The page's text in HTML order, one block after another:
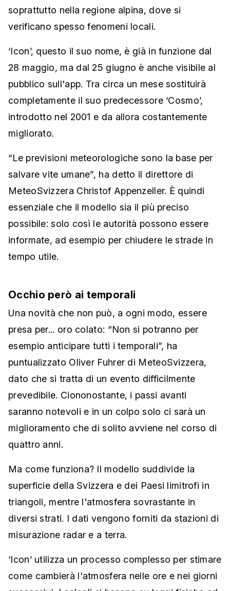
soprattutto nella regione alpina, dove si
verificano spesso fenomeni locali.
‘Icon’, questo il suo nome, è già in funzione dal
28 maggio, ma dal 25 giugno è anche visibile al
pubblico sull'app. Tra circa un mese sostituirà
completamente il suo predecessore ‘Cosmo’,
introdotto nel 2001 e da allora costantemente
migliorato.
“Le previsioni meteorologiche sono la base per
salvare vite umane”, ha detto il direttore di
MeteoSvizzera Christof Appenzeller. È quindi
essenziale che il modello sia il più preciso
possibile: solo così le autorità possono essere
informate, ad esempio per chiudere le strade in
tempo utile.
Occhio però ai temporali
Una novità che non può, a ogni modo, essere
presa per... oro colato: “Non si potranno per
esempio anticipare tutti i temporali”, ha
puntualizzato Oliver Fuhrer di MeteoSvizzera,
dato che si tratta di un evento difficilmente
prevedibile. Ciononostante, i passi avanti
saranno notevoli e in un colpo solo ci sarà un
miglioramento che di solito avviene nel corso di
quattro anni.
Ma come funziona? Il modello suddivide la
superficie della Svizzera e dei Paesi limitrofi in
triangoli, mentre l'atmosfera sovrastante in
diversi strati. I dati vengono forniti da stazioni di
misurazione radar e a terra.
‘Icon’ utilizza un processo complesso per stimare
come cambierà l'atmosfera nelle ore e nei giorni